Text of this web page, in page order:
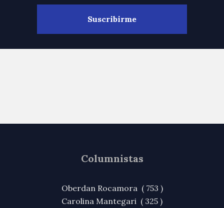
Columnistas
Oberdan Rocamora ( 753 )
Carolina Mantegari ( 325 )